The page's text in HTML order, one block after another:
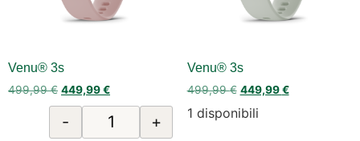
Venu® 3s
499,99€ 449,99€
- +
Venu® 3s
499,99€ 449,99€
1 disponibili